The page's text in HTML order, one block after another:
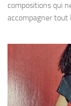
compositions qui
accompagner tout